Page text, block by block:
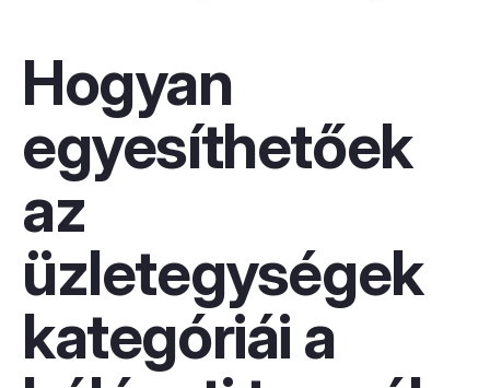
Hogyan
egyesíthetőek
az
üzletegységek
kategóriái a